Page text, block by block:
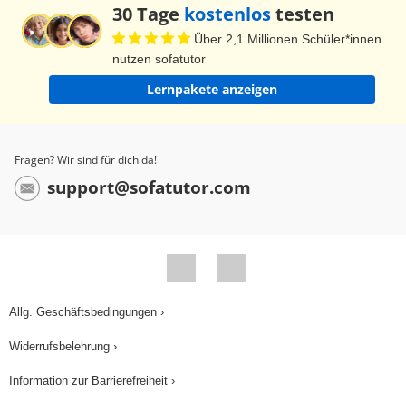
erlebt. Und Teo träumt schon von einem
sprechenden Auto. Fällt dir auch etwas
spannendes ein, über das du eine Geschichte
schreiben möchtest? Versuch es doch mal!
30 Tage kostenlostesten
Über 2,1 Millionen Schüler*innen
nutzen sofatutor
Lernpakete anzeigen
Fragen? Wir sind für dich da!
support@sofatutor.com
Allg. Geschäftsbedingungen ›
Widerrufsbelehrung ›
Information zur Barrierefreiheit ›